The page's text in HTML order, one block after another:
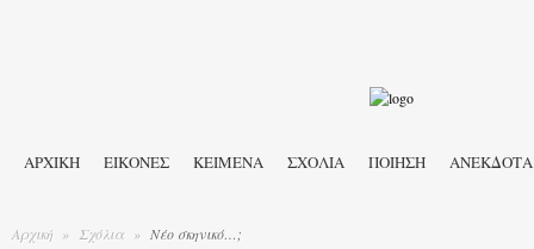
ΑΡΧΙΚΉ ΕΙΚΟΝΕΣ ΚΕΙΜΕΝΑ ΣΧΟΛΙΑ ΠΟΙΗΣΗ ΑΝΕΚΔΟΤΑ
Αρχική » Σχόλια » Νέο σκηνικό…;